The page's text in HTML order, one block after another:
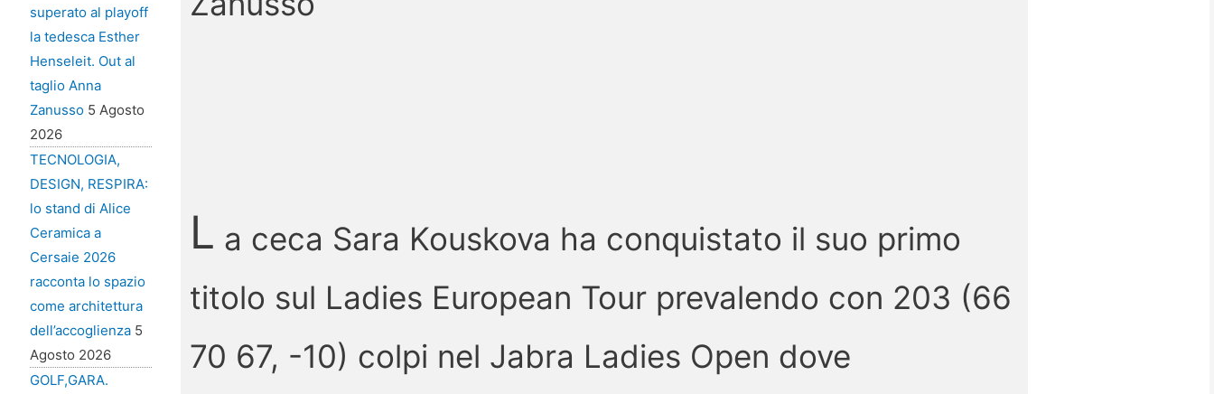
superato al playoff
la tedesca Esther
Henseleit. Out al
taglio Anna
Zanusso 5 Agosto
2026
TECNOLOGIA,
DESIGN, RESPIRA:
lo stand di Alice
Ceramica a
Cersaie 2026
racconta lo spazio
come architettura
dell’accoglienza 5
Agosto 2026
GOLF,GARA.
L a ceca Sara Kouskova ha conquistato il suo primo
titolo sul Ladies European Tour prevalendo con 203 (66
70 67, -10) colpi nel Jabra Ladies Open dove